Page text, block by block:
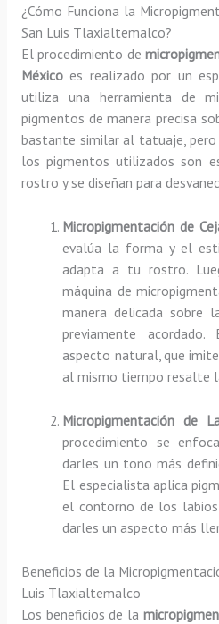
¿Cómo Funciona la
San Luis Tlaxialtemalco?
El procedimiento de
Méxicoes realizado por un
utiliza una herramienta de
pigmentos de manera precisa
bastante similar al tatuaje, pero
los pigmentos utilizados son
rostro y se diseñan para
Micropigmentación de
evalúa la forma y el
adapta a tu rostro.
máquina de
manera delicada sobre
previamente
aspecto natural, que
al mismo tiempo resalte
Micropigmentación de
procedimiento se
darles un tono más
El especialista aplica
el contorno de los
darles un aspecto más
Beneficios de la
Luis Tlaxialtemalco
Los beneficios de la